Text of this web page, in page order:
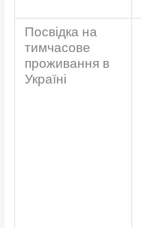
Посвідка на
тимчасове
проживання в
Україні